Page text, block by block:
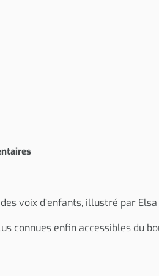
voix d’enfants, illustré par
connues enfin accessibles du